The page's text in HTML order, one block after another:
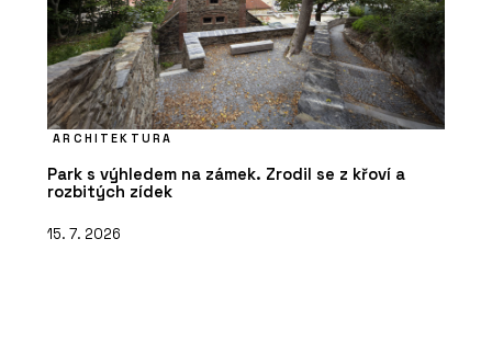
ARCHITEKTURA
Park s výhledem na zámek. Zrodil se z křoví a
rozbitých zídek
15. 7. 2026